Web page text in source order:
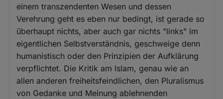
einem transzendenten Wesen und dessen
Verehrung geht es eben nur bedingt, ist gerade so
überhaupt nichts, aber auch gar nichts "links" im
eigentlichen Selbstverständnis, geschweige denn
humanistisch oder den Prinzipien der Aufklärung
verpflichtet. Die Kritik am Islam, genau wie an
allen anderen freiheitsfeindlichen, den Pluralismus
von Gedanke und Meinung ablehnenden